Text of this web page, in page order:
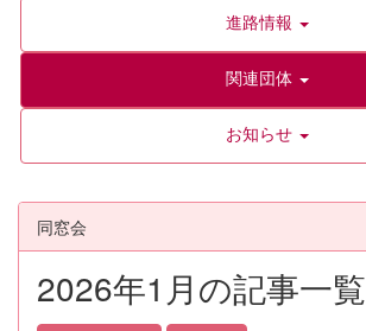
進路情報
関連団体
お知らせ
同窓会
2026年1月の記事一覧